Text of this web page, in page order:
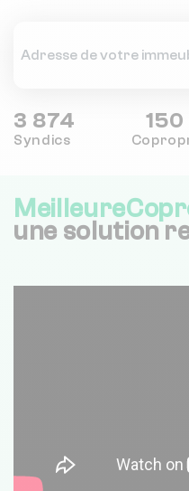
3 874
Syndics
une solution